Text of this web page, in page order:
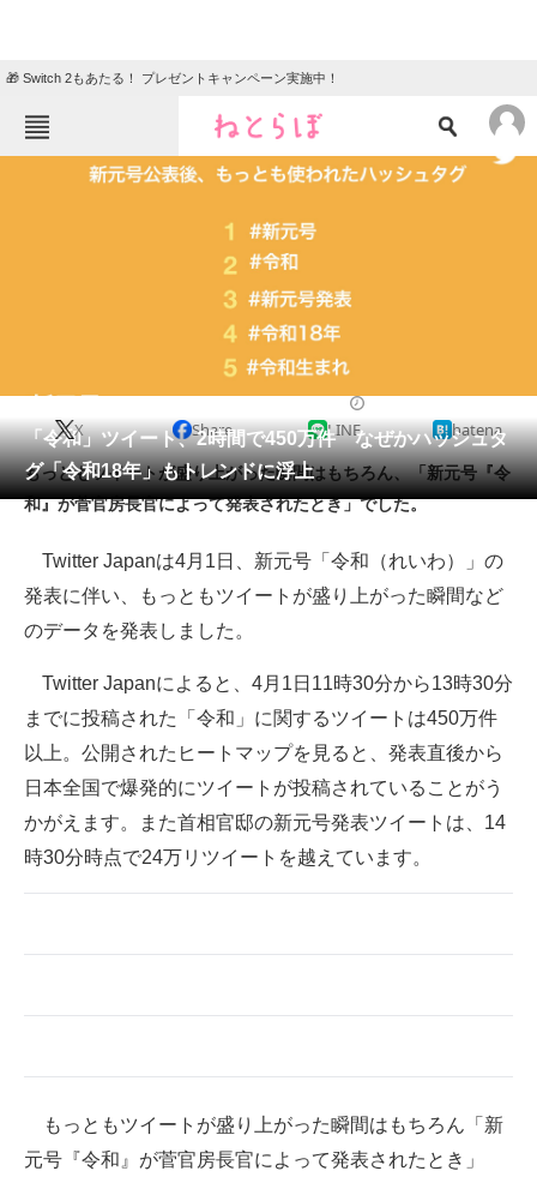
🎁 Switch 2もあたる！ プレゼントキャンペーン実施中！
ねとらぼメニュー
クイズ
地域
教育・育児
会員記事
メディア
ITの今と未来を見通す
スマホと通信の最新トレンド
進化するPCとデバイスの未来
好きが集まる 比べて選べる
ビジネスと働き方のヒント
AI活用のいまが分かる
企業ITのトレンドを詳説
IT製品の技術・比較・事例
「令和」ツイート、2時間で450万件 なぜかハッシュタ
グ「令和18年」もトレンドに浮上
X Share LINE hatena
もっともツイートが盛り上がった瞬間はもちろん、「新元号『令
和』が菅官房長官によって発表されたとき」でした。
Twitter Japanは4月1日、新元号「令和（れいわ）」の
発表に伴い、もっともツイートが盛り上がった瞬間など
のデータを発表しました。
Twitter Japanによると、4月1日11時30分から13時30分
までに投稿された「令和」に関するツイートは450万件
以上。公開されたヒートマップを見ると、発表直後から
日本全国で爆発的にツイートが投稿されていることがう
かがえます。また首相官邸の新元号発表ツイートは、14
時30分時点で24万リツイートを越えています。
もっともツイートが盛り上がった瞬間はもちろん「新
元号『令和』が菅官房長官によって発表されたとき」